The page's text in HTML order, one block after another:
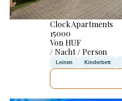
Clock Apartments
15000
Von HUF
/ Nacht / Person
Leinen Kinderbett